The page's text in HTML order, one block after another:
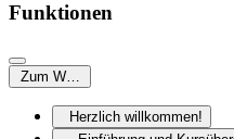
Funktionen
Zum Weiterlesen
Herzlich willkommen!